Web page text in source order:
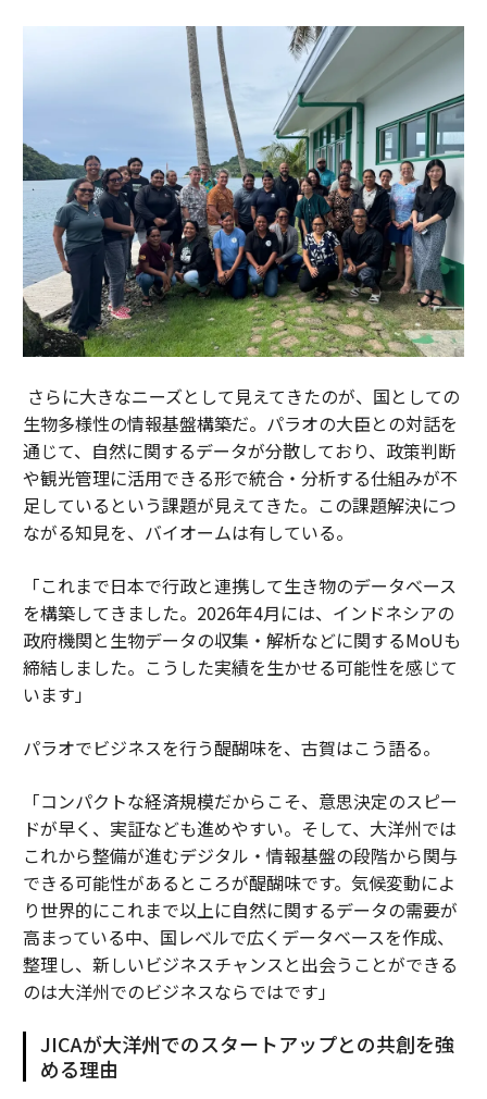
さらに大きなニーズとして見えてきたのが、国としての
生物多様性の情報基盤構築だ。パラオの大臣との対話を
通じて、自然に関するデータが分散しており、政策判断
や観光管理に活用できる形で統合・分析する仕組みが不
足しているという課題が見えてきた。この課題解決につ
ながる知見を、バイオームは有している。
「これまで日本で行政と連携して生き物のデータベース
を構築してきました。2026年4月には、インドネシアの
政府機関と生物データの収集・解析などに関するMoUも
締結しました。こうした実績を生かせる可能性を感じて
います」
パラオでビジネスを行う醍醐味を、古賀はこう語る。
「コンパクトな経済規模だからこそ、意思決定のスピー
ドが早く、実証なども進めやすい。そして、大洋州では
これから整備が進むデジタル・情報基盤の段階から関与
できる可能性があるところが醍醐味です。気候変動によ
り世界的にこれまで以上に自然に関するデータの需要が
高まっている中、国レベルで広くデータベースを作成、
整理し、新しいビジネスチャンスと出会うことができる
のは大洋州でのビジネスならではです」
JICAが大洋州でのスタートアップとの共創を強
める理由